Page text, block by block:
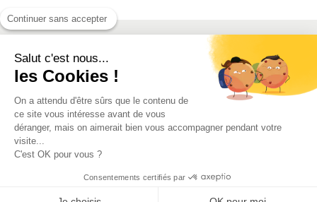
À PROPOS
À DÉCOUVRIR
MON COMPTE
Continuer sans accepter
Salut c'est nous...
les Cookies !
On a attendu d'être sûrs que le contenu de
ce site vous intéresse avant de vous
déranger, mais on aimerait bien vous accompagner pendant votre
visite...
C'est OK pour vous ?
Consentements certifiés par